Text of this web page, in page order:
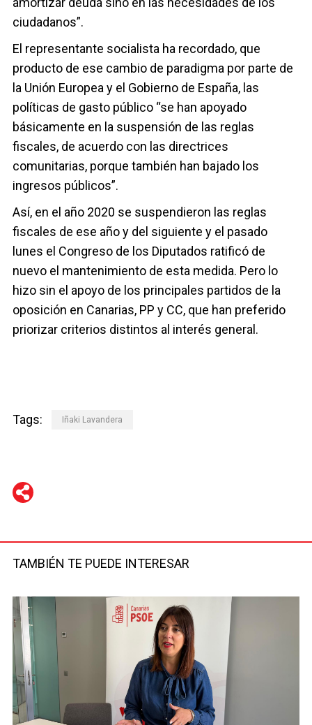
ciudadanos”.
El representante socialista ha recordado, que
producto de ese cambio de paradigma por parte de
la Unión Europea y el Gobierno de España, las
políticas de gasto público “se han apoyado
básicamente en la suspensión de las reglas
fiscales, de acuerdo con las directrices
comunitarias, porque también han bajado los
ingresos públicos”.
Así, en el año 2020 se suspendieron las reglas
fiscales de ese año y del siguiente y el pasado
lunes el Congreso de los Diputados ratificó de
nuevo el mantenimiento de esta medida. Pero lo
hizo sin el apoyo de los principales partidos de la
oposición en Canarias, PP y CC, que han preferido
priorizar criterios distintos al interés general.
Tags: Iñaki Lavandera
TAMBIÉN TE PUEDE INTERESAR